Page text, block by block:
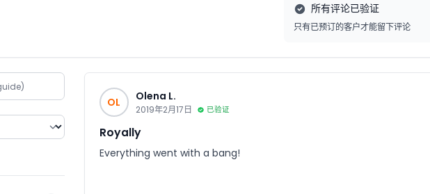
所有评论已验证
只有已预订的客户才能留下评论
OL Olena L.
2019年2月17日 已验证
Royally
Everything went with a bang!